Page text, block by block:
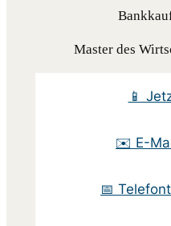
Master des
📱
✉️ E-
📅